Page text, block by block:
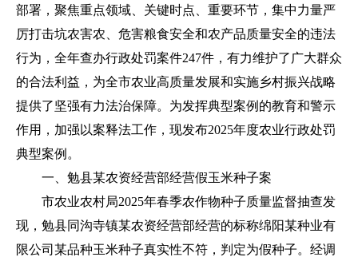
部署，聚焦重点领域、关键时点、重要环节，集中力量严
厉打击坑农害农、危害粮食安全和农产品质量安全的违法
行为，全年查办行政处罚案件247件，有力维护了广大群众
的合法利益，为全市农业高质量发展和实施乡村振兴战略
提供了坚强有力法治保障。为发挥典型案例的教育和警示
作用，加强以案释法工作，现发布2025年度农业行政处罚
典型案例。
一、勉县某农资经营部经营假玉米种子案
市农业农村局2025年春季农作物种子质量监督抽查发
现，勉县同沟寺镇某农资经营部经营的标称绵阳某种业有
限公司某品种玉米种子真实性不符，判定为假种子。经调